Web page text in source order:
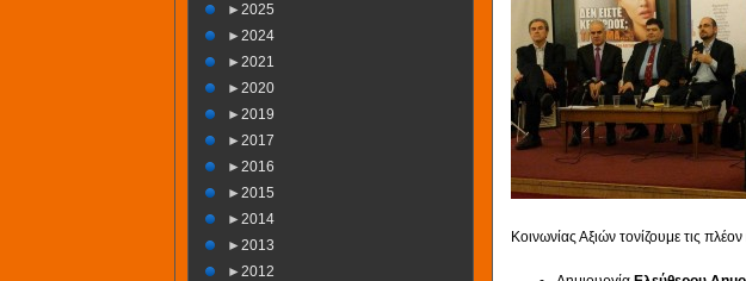
Κοινωνίας Αξιών τονίζουμε τις
► 2025
► 2024
► 2021
► 2020
► 2019
► 2017
► 2016
► 2015
► 2014
► 2013
► 2012